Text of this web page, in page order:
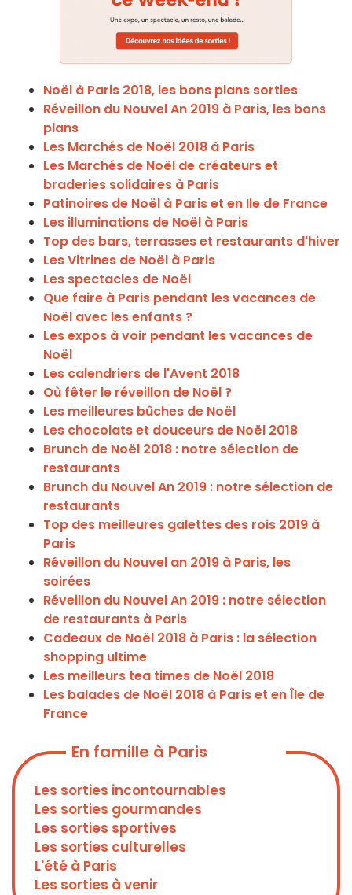
Noël à Paris 2018, les bons plans sorties
Réveillon du Nouvel An 2019 à Paris, les bons
plans
Les Marchés de Noël 2018 à Paris
Les Marchés de Noël de créateurs et
braderies solidaires à Paris
Patinoires de Noël à Paris et en Ile de France
Les illuminations de Noël à Paris
Top des bars, terrasses et restaurants d'hiver
Les Vitrines de Noël à Paris
Les spectacles de Noël
Que faire à Paris pendant les vacances de
Noël avec les enfants ?
Les expos à voir pendant les vacances de
Noël
Les calendriers de l'Avent 2018
Où fêter le réveillon de Noël ?
Les meilleures bûches de Noël
Les chocolats et douceurs de Noël 2018
Brunch de Noël 2018 : notre sélection de
restaurants
Brunch du Nouvel An 2019 : notre sélection de
restaurants
Top des meilleures galettes des rois 2019 à
Paris
Réveillon du Nouvel an 2019 à Paris, les
soirées
Réveillon du Nouvel An 2019 : notre sélection
de restaurants à Paris
Cadeaux de Noël 2018 à Paris : la sélection
shopping ultime
Les meilleurs tea times de Noël 2018
Les balades de Noël 2018 à Paris et en Île de
France
En famille à Paris
Les sorties incontournables
Les sorties gourmandes
Les sorties sportives
Les sorties culturelles
L'été à Paris
Les sorties à venir